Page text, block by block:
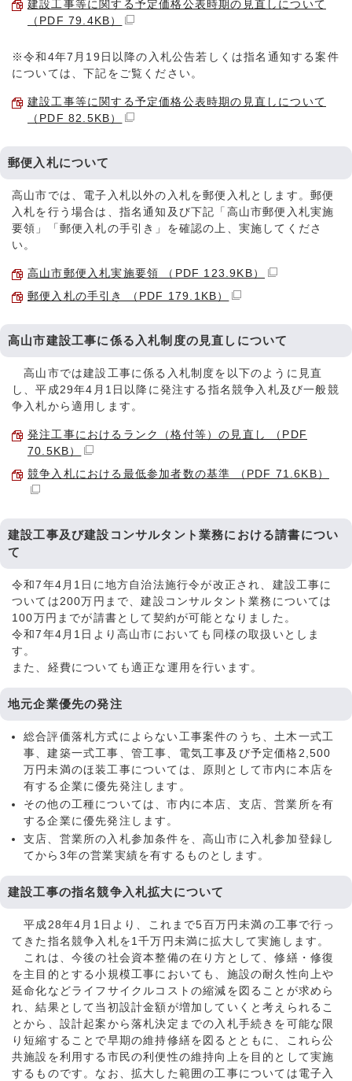
建設工事等に関する予定価格公表時期の見直しについて
（PDF 79.4KB）
※令和4年7月19日以降の入札公告若しくは指名通知する案件
については、下記をご覧ください。
建設工事等に関する予定価格公表時期の見直しについて
（PDF 82.5KB）
郵便入札について
高山市では、電子入札以外の入札を郵便入札とします。郵便
入札を行う場合は、指名通知及び下記「高山市郵便入札実施
要領」「郵便入札の手引き」を確認の上、実施してくださ
い。
高山市郵便入札実施要領 （PDF 123.9KB）
郵便入札の手引き （PDF 179.1KB）
高山市建設工事に係る入札制度の見直しについて
高山市では建設工事に係る入札制度を以下のように見直
し、平成29年4月1日以降に発注する指名競争入札及び一般競
争入札から適用します。
発注工事におけるランク（格付等）の見直し （PDF
70.5KB）
競争入札における最低参加者数の基準 （PDF 71.6KB）
建設工事及び建設コンサルタント業務における請書につい
て
令和7年4月1日に地方自治法施行令が改正され、建設工事に
ついては200万円まで、建設コンサルタント業務については
100万円までが請書として契約が可能となりました。
令和7年4月1日より高山市においても同様の取扱いとしま
す。
また、経費についても適正な運用を行います。
地元企業優先の発注
総合評価落札方式によらない工事案件のうち、土木一式工
事、建築一式工事、管工事、電気工事及び予定価格2,500
万円未満のほ装工事については、原則として市内に本店を
有する企業に優先発注します。
その他の工種については、市内に本店、支店、営業所を有
する企業に優先発注します。
支店、営業所の入札参加条件を、高山市に入札参加登録し
てから3年の営業実績を有するものとします。
建設工事の指名競争入札拡大について
平成28年4月1日より、これまで5百万円未満の工事で行っ
てきた指名競争入札を1千万円未満に拡大して実施します。
これは、今後の社会資本整備の在り方として、修繕・修復
を主目的とする小規模工事においても、施設の耐久性向上や
延命化などライフサイクルコストの縮減を図ることが求めら
れ、結果として当初設計金額が増加していくと考えられるこ
とから、設計起案から落札決定までの入札手続きを可能な限
り短縮することで早期の維持修繕を図るとともに、これら公
共施設を利用する市民の利便性の維持向上を目的として実施
するものです。なお、拡大した範囲の工事については電子入